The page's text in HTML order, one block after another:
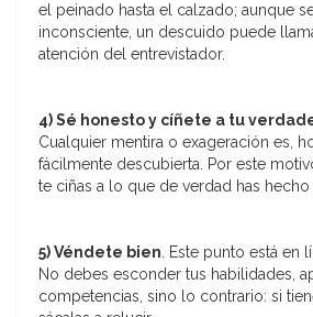
el peinado hasta el calzado; aunque
inconsciente, un descuido puede
atención del entrevistador.
4) Sé honesto y cíñete a tu
Cualquier mentira o exageración es,
fácilmente descubierta. Por este
te ciñas a lo que de verdad has
5) Véndete bien. Este punto está en
No debes esconder tus habilidades,
competencias, sino lo contrario: si